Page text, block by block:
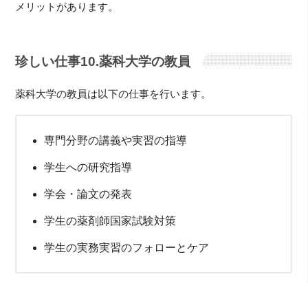
メリットがあります。
珍しい仕事10.薬科大学の教員
薬科大学の教員は以下の仕事を行います。
専門分野の講義や実習の指導
学生への研究指導
学会・論文の発表
学生の薬剤師国家試験対策
学生の実務実習のフォローとケア